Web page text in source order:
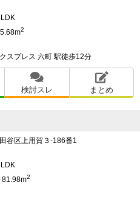
2
スプレス 六町 駅徒歩12分
検討スレ まとめ
谷区上用賀３-186番1
81.98m2